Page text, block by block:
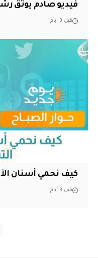
فيديو صادم يوثق
قبل 3 أيام
كيف نحمي أسنان
قبل 3 أيام